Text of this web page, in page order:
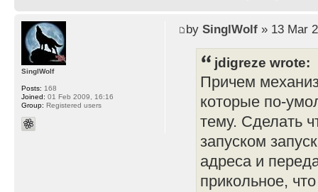
by SinglWolf» 13 Mar
jdigreze wrote:
Причем
которые по-
тему. Сделать
запуском
адреса и
прикольное,
SinglWolf
Posts: 168
Joined: 01 Feb 2009, 16:16
Group: Registered users